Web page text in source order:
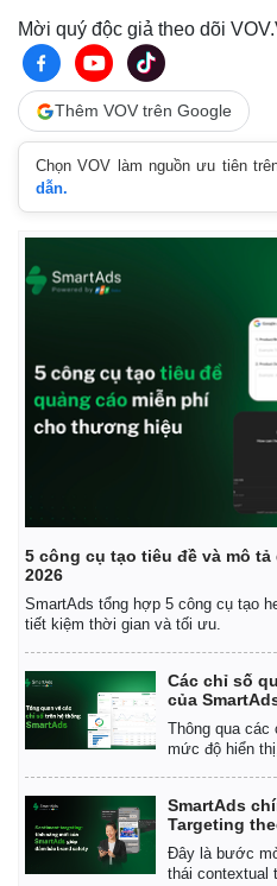
Mời quý độc giả theo dõi
Thêm VOV trên Google
Chọn VOV làm nguồn ưu tiên
dẫn.
5 công cụ tạo tiêu đề và mô
2026
SmartAds tổng hợp 5 công cụ tạo
tiết kiệm thời gian và tối ưu.
Các chỉ số
của
Thông qua các
mức độ hiển
SmartAds
Targeting
Đây là bước
thái contextual